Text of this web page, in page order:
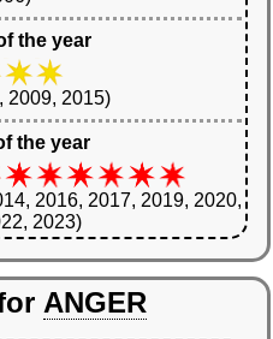
the year
2009, 2015)
the year
2016, 2017, 2019, 2020,
2023)
ANGER